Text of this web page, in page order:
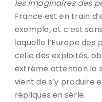
les imaginaires des
France est en train
exemple, et c’est
laquelle l’Europe des
celle des exploités,
extrême attention la
vient de s’y produire
répliques en série.